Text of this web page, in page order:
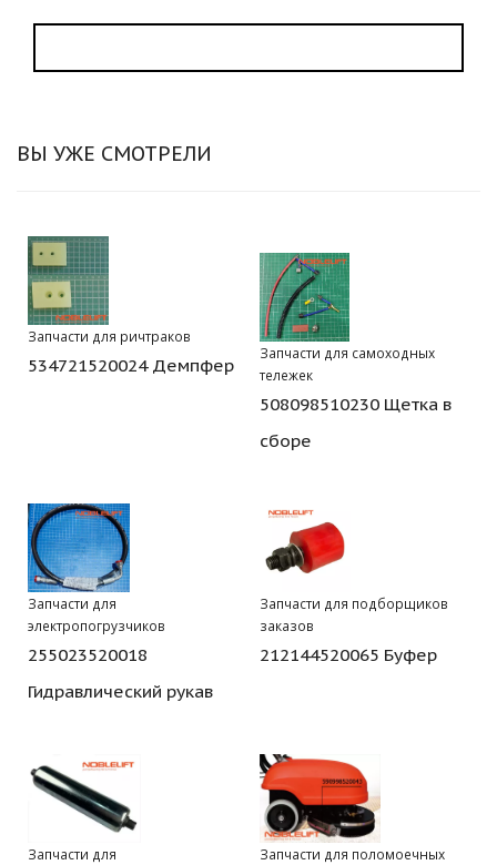
ВЫ УЖЕ СМОТРЕЛИ
Запчасти для ричтраков
534721520024 Демпфер
Запчасти для самоходных
тележек
508098510230 Щетка в
сборе
Запчасти для
электропогрузчиков
255023520018
Гидравлический рукав
Запчасти для подборщиков
заказов
212144520065 Буфер
Запчасти для
Запчасти для поломоечных